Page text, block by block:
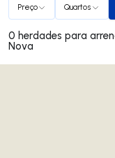
Preço Quartos
0 herdades para arrendar em
Nova